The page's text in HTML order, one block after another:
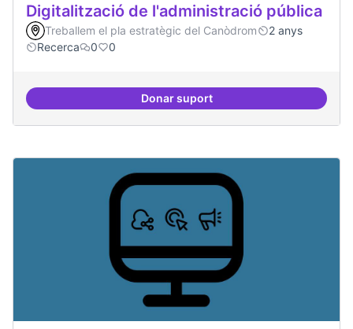
Digitalització de l'administració pública
Treballem el pla estratègic del Canòdrom
2 anys
Recerca
0 0
Donar suportDigitalització de l'administració